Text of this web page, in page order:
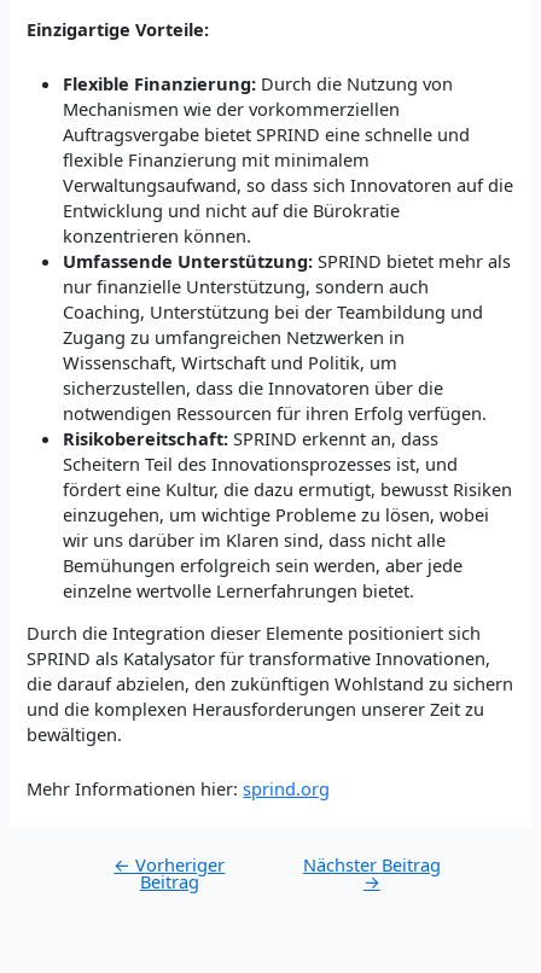
Einzigartige Vorteile:
Flexible Finanzierung:Durch die Nutzung von
Mechanismen wie der vorkommerziellen
Auftragsvergabe bietet SPRIND eine schnelle und
flexible Finanzierung mit minimalem
Verwaltungsaufwand, so dass sich Innovatoren auf die
Entwicklung und nicht auf die Bürokratie
konzentrieren können.
Umfassende Unterstützung:SPRIND bietet mehr als
nur finanzielle Unterstützung, sondern auch
Coaching, Unterstützung bei der Teambildung und
Zugang zu umfangreichen Netzwerken in
Wissenschaft, Wirtschaft und Politik, um
sicherzustellen, dass die Innovatoren über die
notwendigen Ressourcen für ihren Erfolg verfügen.
Risikobereitschaft:SPRIND erkennt an, dass
Scheitern Teil des Innovationsprozesses ist, und
fördert eine Kultur, die dazu ermutigt, bewusst Risiken
einzugehen, um wichtige Probleme zu lösen, wobei
wir uns darüber im Klaren sind, dass nicht alle
Bemühungen erfolgreich sein werden, aber jede
einzelne wertvolle Lernerfahrungen bietet.
Durch die Integration dieser Elemente positioniert sich
SPRIND als Katalysator für transformative Innovationen,
die darauf abzielen, den zukünftigen Wohlstand zu sichern
und die komplexen Herausforderungen unserer Zeit zu
bewältigen.
Mehr Informationen hier:sprind.org
navigation
← Vorheriger
Beitrag
Nächster Beitrag
→